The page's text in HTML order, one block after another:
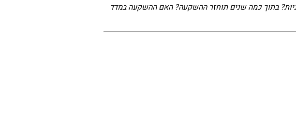
בתוך כמה שנים תוחזר ההשקעה? האם ההשקעה במדד